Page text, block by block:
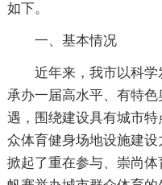
如下。
一、基本情况
近年来，我市以科
承办一届高水平、有特
遇，围绕建设具有城市
众体育健身场地设施建设
掀起了重在参与、崇尚